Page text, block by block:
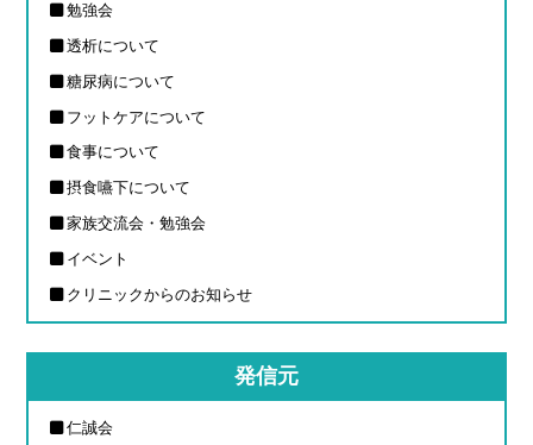
勉強会
透析について
糖尿病について
フットケアについて
食事について
摂食嚥下について
家族交流会・勉強会
イベント
クリニックからのお知らせ
発信元
仁誠会